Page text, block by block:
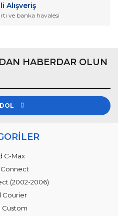
Alışveriş
ve banka havalesi
HABERDAR OLUN
C-Max
(2002-2006)
Courier
Custom